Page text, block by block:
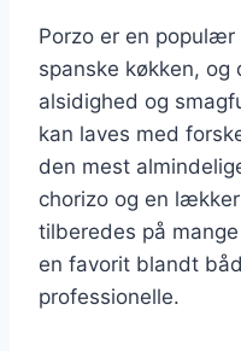
Porzo er en
spanske køkken, og
alsidighed og
kan laves med
den mest
chorizo og en
tilberedes på
en favorit blandt
professionelle.